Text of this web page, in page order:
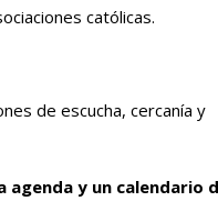
católicas.
de escucha, cercanía y
agenda y un calendario